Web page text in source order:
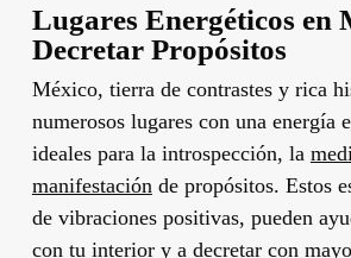
Lugares Energéticos en
Decretar Propósitos
México, tierra de contrastes y rica
numerosos lugares con una energía
ideales para la introspección, la
manifestación de propósitos. Estos
de vibraciones positivas, pueden
con tu interior y a decretar con